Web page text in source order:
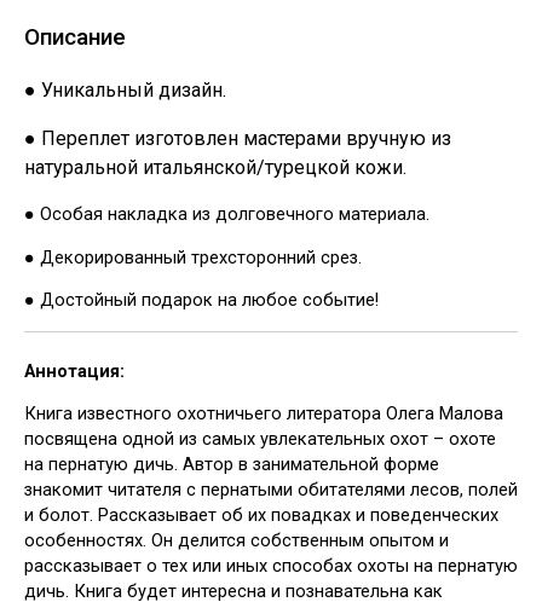
Описание
● Уникальный дизайн.
● Переплет изготовлен мастерами вручную из
натуральной итальянской/турецкой кожи.
● Особая накладка из долговечного материала.
● Декорированный трехсторонний срез.
● Достойный подарок на любое событие!
Аннотация:
Книга известного охотничьего литератора Олега Малова
посвящена одной из самых увлекательных охот – охоте
на пернатую дичь. Автор в занимательной форме
знакомит читателя с пернатыми обитателями лесов, полей
и болот. Рассказывает об их повадках и поведенческих
особенностях. Он делится собственным опытом и
рассказывает о тех или иных способах охоты на пернатую
дичь. Книга будет интересна и познавательна как